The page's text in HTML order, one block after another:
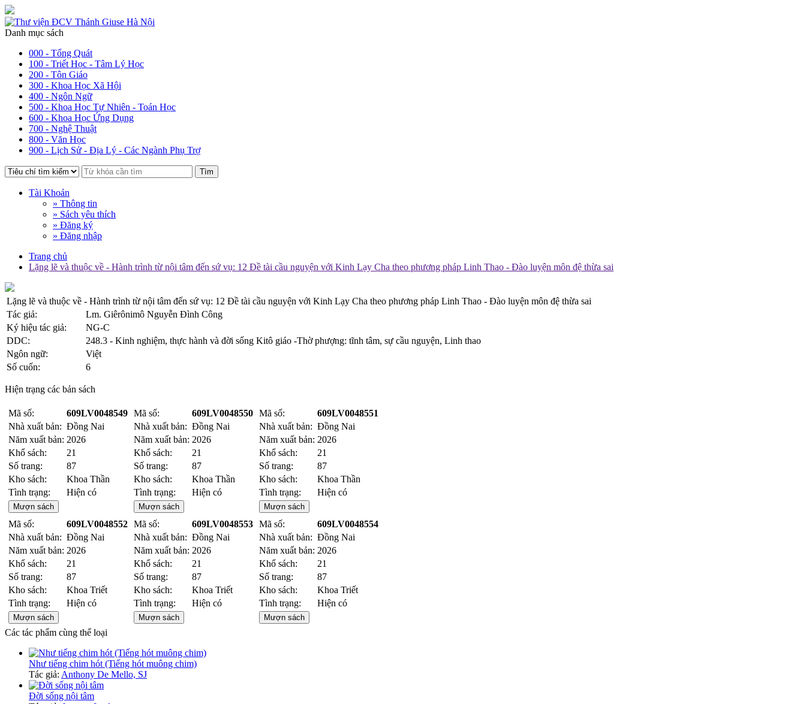
Danh mục sách
000 - Tổng Quát
100 - Triết Học - Tâm Lý Học
200 - Tôn Giáo
300 - Khoa Học Xã Hội
400 - Ngôn Ngữ
500 - Khoa Học Tự Nhiên - Toán Học
600 - Khoa Học Ứng Dụng
700 - Nghệ Thuật
800 - Văn Học
900 - Lịch Sử - Địa Lý - Các Ngành Phụ Trợ
Tìm
Tài Khoản
» Thông tin
» Sách yêu thích
» Đăng ký
» Đăng nhập
Trang chủ
Lặng lẽ và thuộc về - Hành trình từ nội tâm đến sứ vụ: 12 Đề tài cầu nguyện với Kinh Lạy Cha theo phương pháp Linh Thao - Đào luyện môn đệ thừa sai
Lặng lẽ và thuộc về - Hành trình từ nội tâm đến sứ vụ: 12 Đề tài cầu nguyện với Kinh Lạy Cha theo phương pháp Linh Thao - Đào luyện môn đệ thừa sai
Tác giả:
Lm. Giêrônimô Nguyễn Đình Công
Ký hiệu tác giả:
NG-C
DDC:
248.3 - Kinh nghiệm, thực hành và đời sống Kitô giáo -Thờ phượng: tĩnh tâm, sự cầu nguyện, Linh thao
Ngôn ngữ:
Việt
Số cuốn:
6
Hiện trạng các bản sách
Mã số:
609LV0048549
Nhà xuất bản: Đồng Nai
Năm xuất bản: 2026
Khổ sách:
21
Số trang:
87
Kho sách:
Khoa Thần
Tình trạng:
Hiện có
Mượn sách
Mã số:
609LV0048550
Nhà xuất bản: Đồng Nai
Năm xuất bản: 2026
Khổ sách:
21
Số trang:
87
Kho sách:
Khoa Thần
Tình trạng:
Hiện có
Mượn sách
Mã số:
609LV0048551
Nhà xuất bản: Đồng Nai
Năm xuất bản: 2026
Khổ sách:
21
Số trang:
87
Kho sách:
Khoa Thần
Tình trạng:
Hiện có
Mượn sách
Mã số:
609LV0048552
Nhà xuất bản: Đồng Nai
Năm xuất bản: 2026
Khổ sách:
21
Số trang:
87
Kho sách:
Khoa Triết
Tình trạng:
Hiện có
Mượn sách
Mã số:
609LV0048553
Nhà xuất bản: Đồng Nai
Năm xuất bản: 2026
Khổ sách:
21
Số trang:
87
Kho sách:
Khoa Triết
Tình trạng:
Hiện có
Mượn sách
Mã số:
609LV0048554
Nhà xuất bản: Đồng Nai
Năm xuất bản: 2026
Khổ sách:
21
Số trang:
87
Kho sách:
Khoa Triết
Tình trạng:
Hiện có
Mượn sách
Các tác phẩm cùng thể loại
Như tiếng chim hót (Tiếng hót muông chim)
Tác giả: Anthony De Mello, SJ
Đời sống nội tâm